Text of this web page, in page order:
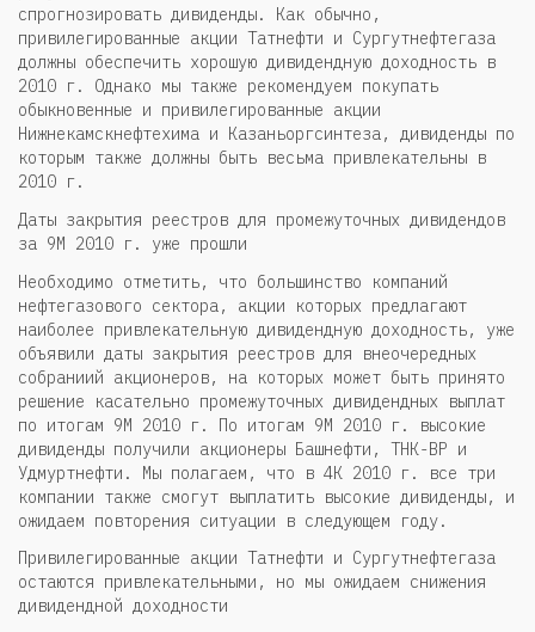
спрогнозировать дивиденды. Как обычно,
привилегированные акции Татнефти и Сургутнефтегаза
должны обеспечить хорошую дивидендную доходность в
2010 г. Однако мы также рекомендуем покупать
обыкновенные и привилегированные акции
Нижнекамскнефтехима и Казаньоргсинтеза, дивиденды по
которым также должны быть весьма привлекательны в
2010 г.
Даты закрытия реестров для промежуточных дивидендов
за 9М 2010 г. уже прошли
Необходимо отметить, что большинство компаний
нефтегазового сектора, акции которых предлагают
наиболее привлекательную дивидендную доходность, уже
объявили даты закрытия реестров для внеочередных
собраниий акционеров, на которых может быть принято
решение касательно промежуточных дивидендных выплат
по итогам 9М 2010 г. По итогам 9М 2010 г. высокие
дивиденды получили акционеры Башнефти, ТНК-ВР и
Удмуртнефти. Мы полагаем, что в 4К 2010 г. все три
компании также смогут выплатить высокие дивиденды, и
ожидаем повторения ситуации в следующем году.
Привилегированные акции Татнефти и Сургутнефтегаза
остаются привлекательными, но мы ожидаем снижения
дивидендной доходности